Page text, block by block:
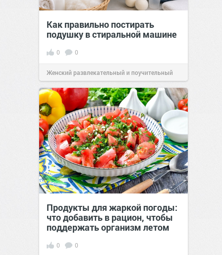
Как правильно постирать
подушку в стиральной машине
0 0
Женский развлекательный и поучительный
сайт.21:46Вчера
Продукты для жаркой погоды:
что добавить в рацион, чтобы
поддержать организм летом
0 0